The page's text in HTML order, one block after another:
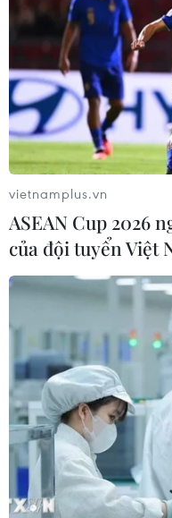
#Mặt Trời #mặt nạ
Theo dõi VietnamPlus
TIN LIÊN QUAN
vietnamplus.vn
ASEAN Cup 2026
của đội tuyển Việt